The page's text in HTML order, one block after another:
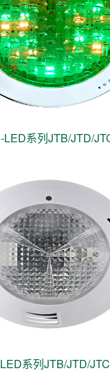
LED系列JTB/JTD/
系列JTB/JTD/